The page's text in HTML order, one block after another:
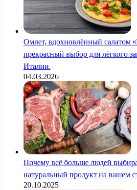
Омлет, вдохновлённый салатом
прекрасный выбор для лёгкого
Италии.
04.03.2026
Почему всё больше людей
натуральный продукт на вашем
20.10.2025